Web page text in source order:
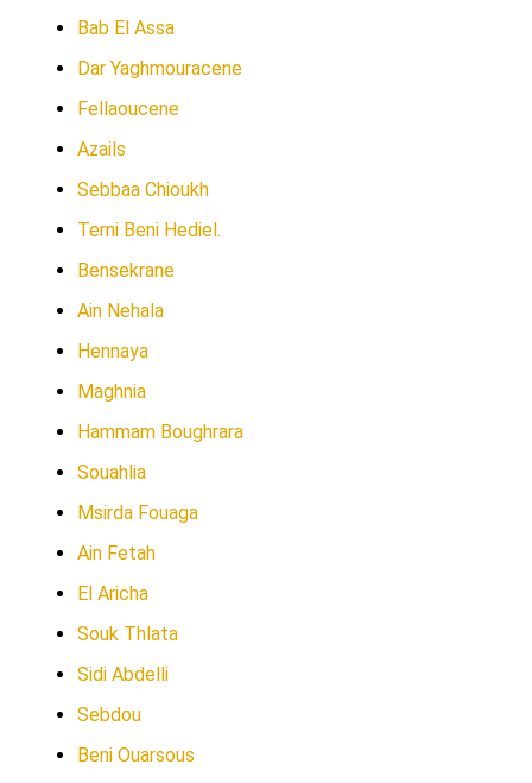
Bab El Assa
Dar Yaghmouracene
Fellaoucene
Azails
Sebbaa Chioukh
Terni Beni Hediel.
Bensekrane
Ain Nehala
Hennaya
Maghnia
Hammam Boughrara
Souahlia
Msirda Fouaga
Ain Fetah
El Aricha
Souk Thlata
Sidi Abdelli
Sebdou
Beni Ouarsous